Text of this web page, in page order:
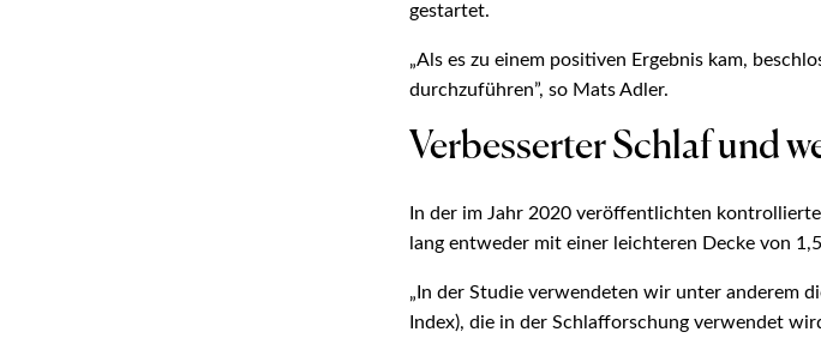
gestartet.
„Als es zu einem positiven Ergebnis kam,
durchzuführen”, so Mats Adler.
Verbesserter Schlaf und
In der im Jahr 2020 veröffentlichten
lang entweder mit einer leichteren Decke von
„In der Studie verwendeten wir unter anderem
Index), die in der Schlafforschung verwendet